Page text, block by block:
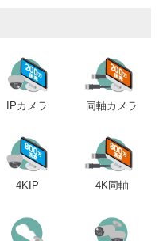
IPカメラ 同軸カメラ
4KIP 4K同軸